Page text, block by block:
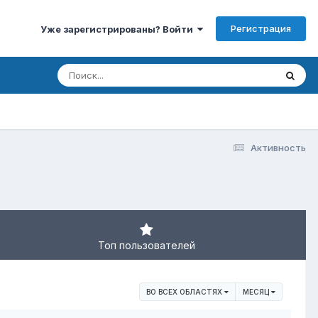
Уже зарегистрированы? Войти Регистрация
Активность
Топ пользователей
ВО ВСЕХ ОБЛАСТЯХ МЕСЯЦ